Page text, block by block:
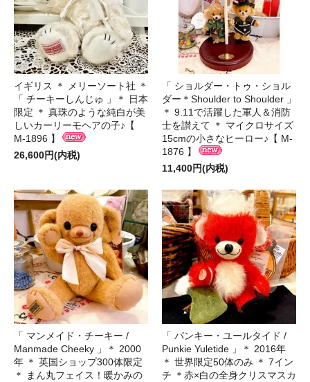
イギリス ＊ メリーソート社 ＊
「 チーキーしんじゅ 」＊ 日本
限定 ＊ 真珠のような純白が美
しいカーリーモヘアの子♪【
M-1896 】
26,600円(内税)
「 ショルダー・トゥ・ショル
ダー＊Shoulder to Shoulder 」
＊ 9.11で活躍した軍人＆消防
士を讃えて ＊ マイクロサイズ
15cmの小さなヒーロー♪【 M-
1876 】
11,400円(内税)
「 マンメイド・チーキー /
Manmade Cheeky 」＊ 2000
年 ＊ 英国ショップ300体限定
＊ まん丸フェイス！暖かみの
「 パンキー・ユールタイド /
Punkie Yuletide 」＊ 2016年
＊ 世界限定50体のみ ＊ 7イン
チ ＊赤×白の全身クリスマスカ